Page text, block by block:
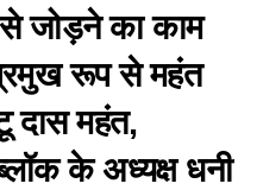
जोड़ने का काम
रूप से महंत
दास महंत,
के अध्यक्ष धनी